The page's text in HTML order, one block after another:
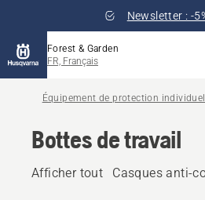
Newsletter : -
Forest & Garden
FR, Français
Équipement de protection
Bottes de travail
Afficher tout Casques anti-